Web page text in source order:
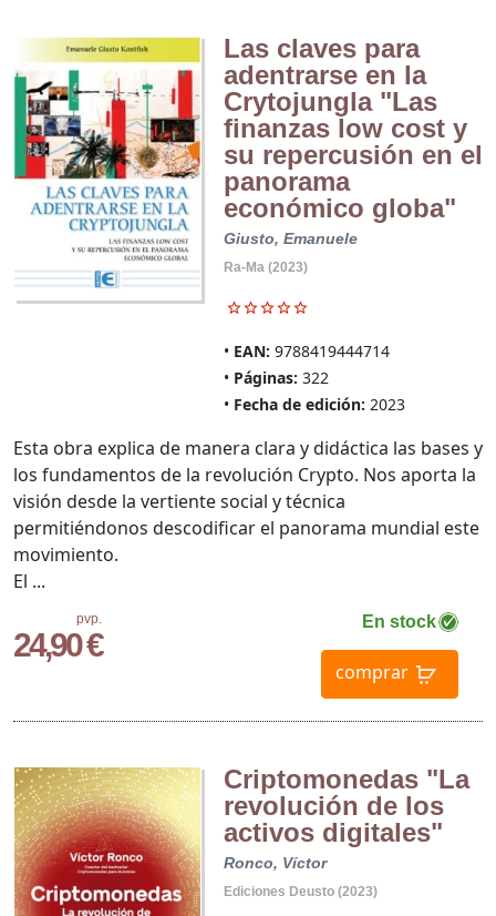
Las claves para
adentrarse en la
Crytojungla "Las
finanzas low cost y
su repercusión en el
panorama
económico globa"
Giusto, Emanuele
Ra-Ma (2023)
EAN: 9788419444714
Páginas: 322
Fecha de edición: 2023
pvp.
24,90 €
En stock
comprar
Esta obra explica de manera clara y didáctica las bases y
los fundamentos de la revolución Crypto. Nos aporta la
visión desde la vertiente social y técnica
permitiéndonos descodificar el panorama mundial este
movimiento.
El ...
Criptomonedas "La
revolución de los
activos digitales"
Ronco, Víctor
Ediciones Deusto (2023)